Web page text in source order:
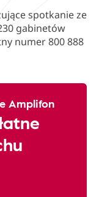
spotkanie ze
gabinetów
numer 800 888
Amplifon